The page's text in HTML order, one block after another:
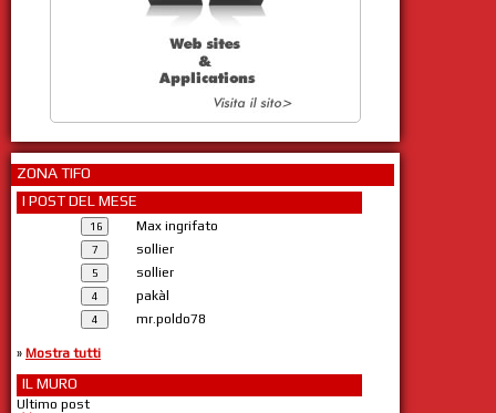
ZONA TIFO
I POST DEL MESE
Max ingrifato
sollier
sollier
pakàl
mr.poldo78
» Mostra tutti
IL MURO
Ultimo post